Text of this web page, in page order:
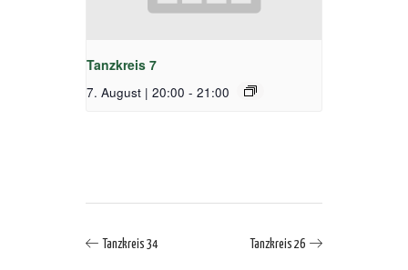
Tanzkreis 7
7. August | 20:00 - 21:00
Tanzkreis 34 Tanzkreis 26